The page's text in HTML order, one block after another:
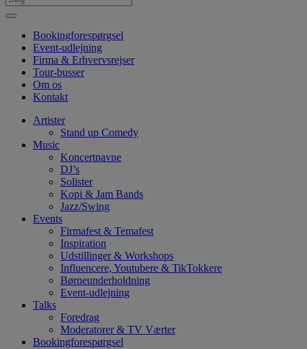
Bookingforespørgsel
Event-udlejning
Firma & Erhvervsrejser
Tour-busser
Om os
Kontakt
Artister
Stand up Comedy
Music
Koncertnavne
DJ’s
Solister
Kopi & Jam Bands
Jazz/Swing
Events
Firmafest & Temafest
Inspiration
Udstillinger & Workshops
Influencere, Youtubere & TikTokkere
Børneunderholdning
Event-udlejning
Talks
Foredrag
Moderatorer & TV Værter
Bookingforespørgsel